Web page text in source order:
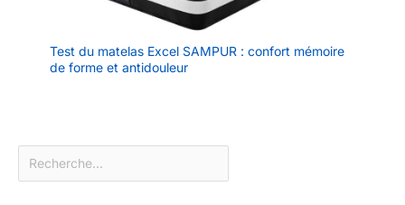
Test du matelas Excel SAMPUR : confort mémoire
de forme et antidouleur